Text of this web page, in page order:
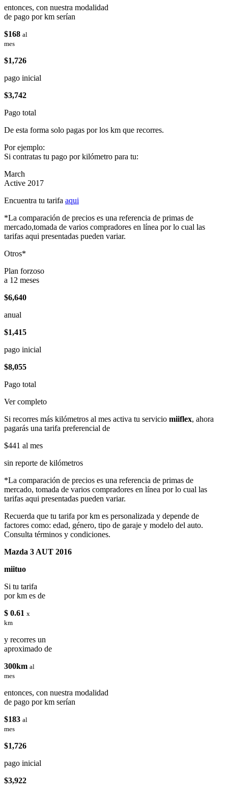
entonces, con nuestra modalidad
de pago por km serían
$168 al
mes
$1,726
pago inicial
$3,742
Pago total
De esta forma solo pagas por los km que recorres.
Por ejemplo:
Si contratas tu pago por kilómetro para tu:
March
Active 2017
Encuentra tu tarifa aqui
*La comparación de precios es una referencia de primas de
mercado,tomada de varios compradores en línea por lo cual las
tarifas aqui presentadas pueden variar.
Otros*
Plan forzoso
a 12 meses
$6,640
anual
$1,415
pago inicial
$8,055
Pago total
Ver completo
Si recorres más kilómetros al mes activa tu servicio miiflex, ahora
pagarás una tarifa preferencial de
$441 al mes
sin reporte de kilómetros
*La comparación de precios es una referencia de primas de
mercado, tomada de varios compradores en línea por lo cual las
tarifas aqui presentadas pueden variar.
Recuerda que tu tarifa por km es personalizada y depende de
factores como: edad, género, tipo de garaje y modelo del auto.
Consulta términos y condiciones.
Mazda 3 AUT 2016
miituo
Si tu tarifa
por km es de
$ 0.61 x
km
y recorres un
aproximado de
300km al
mes
entonces, con nuestra modalidad
de pago por km serían
$183 al
mes
$1,726
pago inicial
$3,922